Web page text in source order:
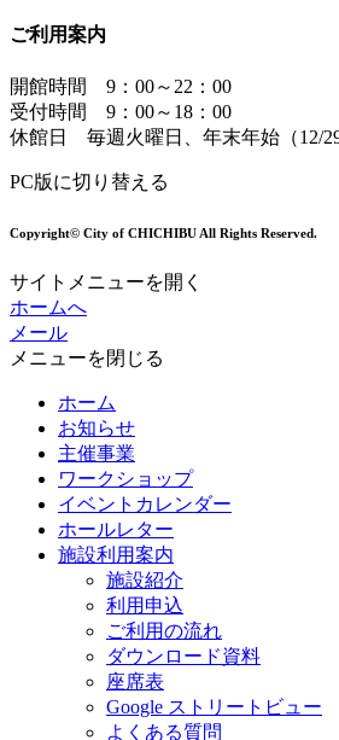
ご利用案内
開館時間 9：00～22：00
受付時間 9：00～18：00
休館日 毎週火曜日、年末年始（12/29
PC版に切り替える
Copyright© City of CHICHIBU All Rights Reserved.
サイトメニューを開く
ホームへ
メール
メニューを閉じる
ホーム
お知らせ
主催事業
ワークショップ
イベントカレンダー
ホールレター
施設利用案内
施設紹介
利用申込
ご利用の流れ
ダウンロード資料
座席表
Google ストリートビュー
よくある質問